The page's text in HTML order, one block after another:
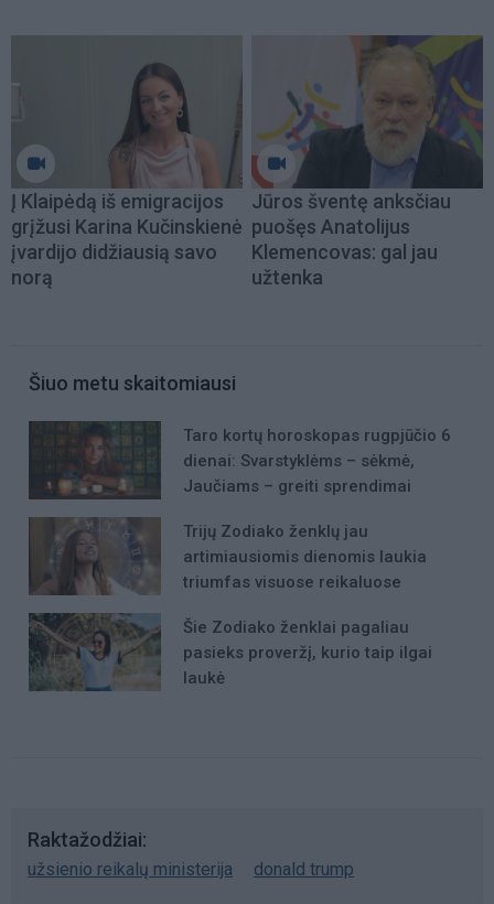
Į Klaipėdą iš emigracijos
grįžusi Karina Kučinskienė
įvardijo didžiausią savo
norą
Jūros šventę anksčiau
puošęs Anatolijus
Klemencovas: gal jau
užtenka
Šiuo metu skaitomiausi
Taro kortų horoskopas rugpjūčio 6
dienai: Svarstyklėms – sėkmė,
Jaučiams – greiti sprendimai
Trijų Zodiako ženklų jau
artimiausiomis dienomis laukia
triumfas visuose reikaluose
Šie Zodiako ženklai pagaliau
pasieks proveržį, kurio taip ilgai
laukė
Raktažodžiai
užsienio reikalų ministerija donald trump